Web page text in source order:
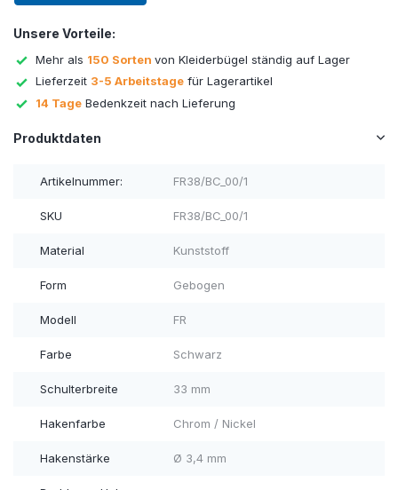
Unsere Vorteile:
Mehr als 150 Sorten von Kleiderbügel ständig auf Lager
Lieferzeit 3-5 Arbeitstage für Lagerartikel
14 Tage Bedenkzeit nach Lieferung
Produktdaten
Artikelnummer: FR38/BC_00/1
SKU FR38/BC_00/1
Material Kunststoff
Form Gebogen
Modell FR
Farbe Schwarz
Schulterbreite 33 mm
Hakenfarbe Chrom / Nickel
Hakenstärke Ø 3,4 mm